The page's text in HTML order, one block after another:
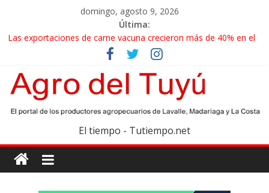
domingo, agosto 9, 2026
Última:
Las exportaciones de carne vacuna crecieron más de 40% en el
La miel, un motor de las economías regionales que enfrenta
nuevos desafíos para exportar
El gobierno bonaerense realizará un censo para actualizar el
mapa de la producción hortiflorícola
Las exportaciones agroindustriales anotaron un récord histórico
en el primer semestre
Maíz: estiman una cosecha récord de 71,5 millones de toneladas
El tiempo - Tutiempo.net